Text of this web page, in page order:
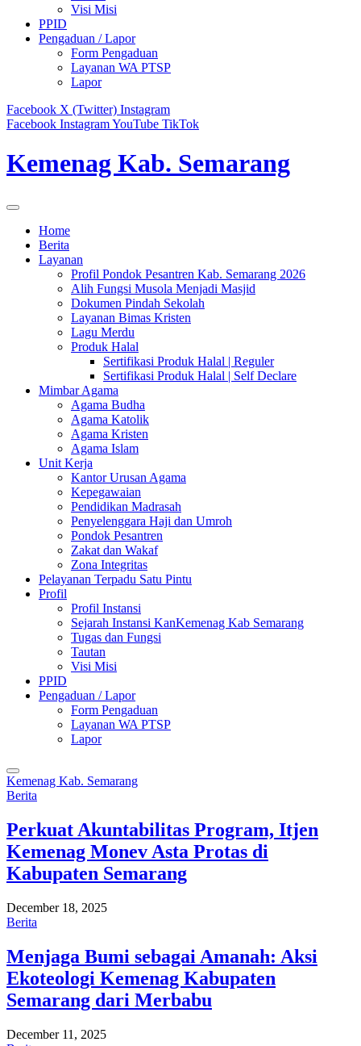
Visi Misi
PPID
Pengaduan / Lapor
Form Pengaduan
Layanan WA PTSP
Lapor
Facebook X (Twitter) Instagram
Facebook InstagramYouTube TikTok
Kemenag Kab. Semarang
Home
Berita
Layanan
Profil Pondok Pesantren Kab. Semarang 2026
Alih Fungsi Musola Menjadi Masjid
Dokumen Pindah Sekolah
Layanan Bimas Kristen
Lagu Merdu
Produk Halal
Sertifikasi Produk Halal | Reguler
Sertifikasi Produk Halal | Self Declare
Mimbar Agama
Agama Budha
Agama Katolik
Agama Kristen
Agama Islam
Unit Kerja
Kantor Urusan Agama
Kepegawaian
Pendidikan Madrasah
Penyelenggara Haji dan Umroh
Pondok Pesantren
Zakat dan Wakaf
Zona Integritas
Pelayanan Terpadu Satu Pintu
Profil
Profil Instansi
Sejarah Instansi KanKemenag Kab Semarang
Tugas dan Fungsi
Tautan
Visi Misi
PPID
Pengaduan / Lapor
Form Pengaduan
Layanan WA PTSP
Lapor
Kemenag Kab. Semarang
Berita
Perkuat Akuntabilitas Program, Itjen
Kemenag Monev Asta Protas di
Kabupaten Semarang
December 18, 2025
Berita
Menjaga Bumi sebagai Amanah: Aksi
Ekoteologi Kemenag Kabupaten
Semarang dari Merbabu
December 11, 2025